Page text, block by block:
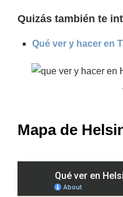
Quizás también te
Qué ver y hacer en
Mapa de